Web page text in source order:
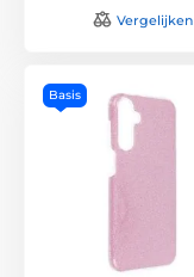
Vergelijken
Basis